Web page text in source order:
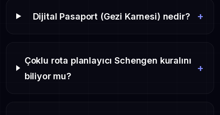
Dijital Pasaport (Gezi Karnesi) nedir? +
Çoklu rota planlayıcı Schengen kuralını
biliyor mu?
+